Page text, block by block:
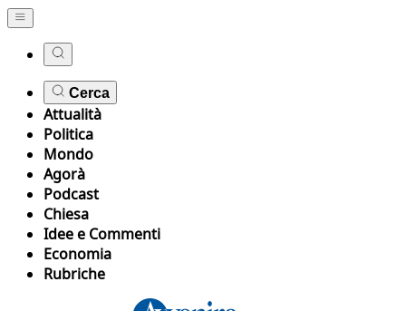
Cerca
Attualità
Politica
Mondo
Agorà
Podcast
Chiesa
Idee e Commenti
Economia
Rubriche